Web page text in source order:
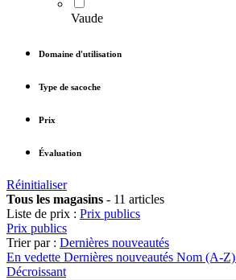
Vaude
Domaine d'utilisation
Type de sacoche
Prix
Évaluation
Réinitialiser
Tous les magasins - 11 articles
Liste de prix : Prix publics
Prix publics
Trier par : Dernières nouveautés
En vedette Dernières nouveautés Nom (A-Z)
Décroissant